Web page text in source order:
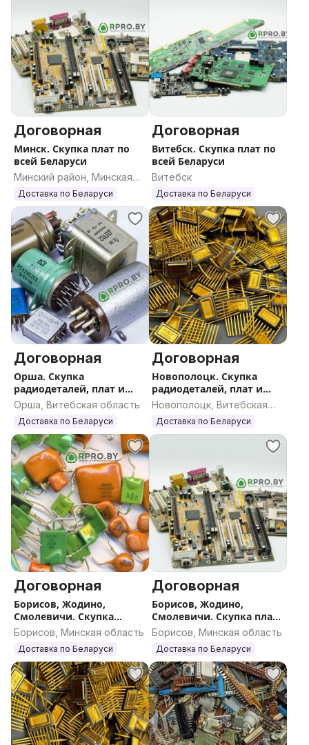
Договорная
Минск. Скупка плат по
всей Беларуси
Минский район, Минская
область
Доставка по Беларуси
Договорная
Витебск. Скупка плат по
всей Беларуси
Витебск
Доставка по Беларуси
Договорная
Орша. Скупка
радиодеталей, плат и
катализаторов по всей
РБ
Орша, Витебская область
Доставка по Беларуси
Договорная
Новополоцк. Скупка
радиодеталей, плат и
катализаторов по всей
Новополоцк, Витебская
область
Доставка по Беларуси
Договорная
Борисов, Жодино,
Смолевичи. Скупка
радиодеталей по всей
Беларуси
Борисов, Минская область
Доставка по Беларуси
Договорная
Борисов, Жодино,
Смолевичи. Скупка плат
по всей Беларуси
Борисов, Минская область
Доставка по Беларуси